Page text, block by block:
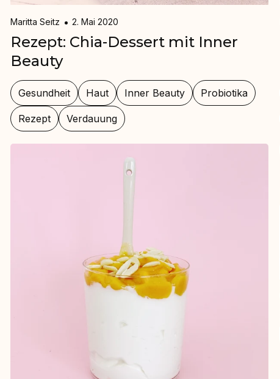
Maritta Seitz 2. Mai 2020
Rezept: Chia-Dessert mit Inner
Beauty⁠
Gesundheit Haut Inner Beauty Probiotika
Rezept Verdauung